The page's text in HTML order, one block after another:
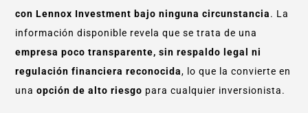
con Lennox Investment bajo ninguna circunstancia. La
información disponible revela que se trata de una
empresa poco transparente, sin respaldo legal ni
regulación financiera reconocida, lo que la convierte en
una opción de alto riesgo para cualquier inversionista.